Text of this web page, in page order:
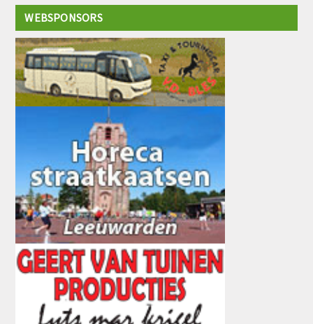
WEBSPONSORS